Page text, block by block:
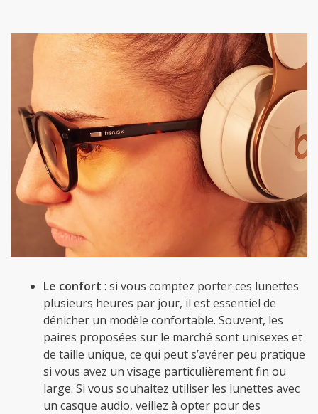
Le confort : si vous comptez porter ces lunettes
plusieurs heures par jour, il est essentiel de
dénicher un modèle confortable. Souvent, les
paires proposées sur le marché sont unisexes et
de taille unique, ce qui peut s’avérer peu pratique
si vous avez un visage particulièrement fin ou
large. Si vous souhaitez utiliser les lunettes avec
un casque audio, veillez à opter pour des